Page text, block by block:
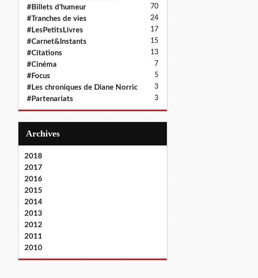
#Billets d'humeur 70
#Tranches de vies 24
#LesPetitsLivres 17
#Carnet&Instants 15
#Citations 13
#Cinéma 7
#Focus 5
#Les chroniques de Diane Norric 3
#Partenariats 3
Archives
2018
2017
2016
2015
2014
2013
2012
2011
2010